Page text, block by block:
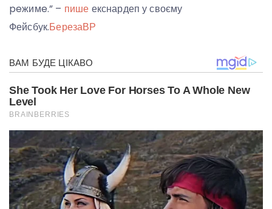
peжимe.” – пише екснардеп у своєму
Фейсбук.БерезаВР